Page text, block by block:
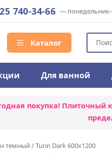
740-34-66 — понедельник-
Каталог
Для ванной
покупка! Плиточный
темный / Turin Dark 600x1200